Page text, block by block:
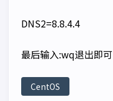
DNS2=8.8.4.4
最后输入:wq退出即可
CentOS